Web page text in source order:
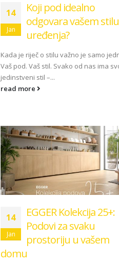
14
Jan
Koji pod idealno
odgovara vašem stilu
uređenja?
Kada je riječ o stilu važno je samo
Vaš pod. Vaš stil. Svako od nas ima
jedinstveni stil –...
read more
14
Jan
EGGER Kolekcija 25+:
Podovi za svaku
prostoriju u vašem
domu